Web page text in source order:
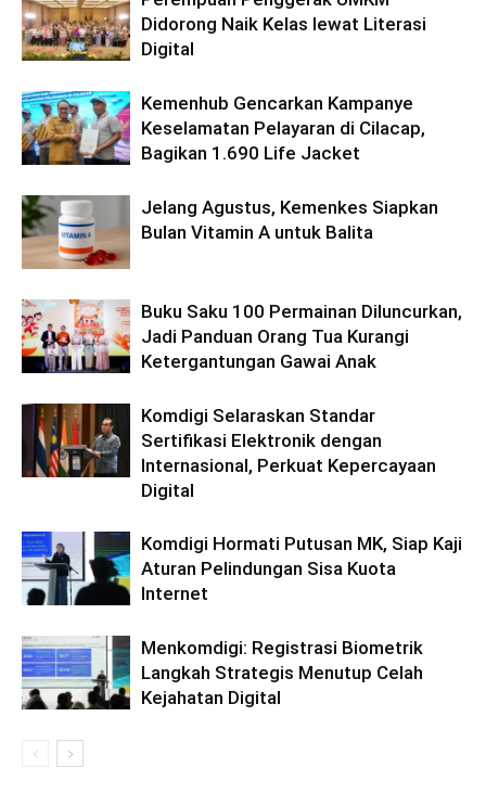
Didorong Naik Kelas lewat Literasi
Digital
Kemenhub Gencarkan Kampanye
Keselamatan Pelayaran di Cilacap,
Bagikan 1.690 Life Jacket
Jelang Agustus, Kemenkes Siapkan
Bulan Vitamin A untuk Balita
Buku Saku 100 Permainan Diluncurkan,
Jadi Panduan Orang Tua Kurangi
Ketergantungan Gawai Anak
Komdigi Selaraskan Standar
Sertifikasi Elektronik dengan
Internasional, Perkuat Kepercayaan
Digital
Komdigi Hormati Putusan MK, Siap Kaji
Aturan Pelindungan Sisa Kuota
Internet
Menkomdigi: Registrasi Biometrik
Langkah Strategis Menutup Celah
Kejahatan Digital